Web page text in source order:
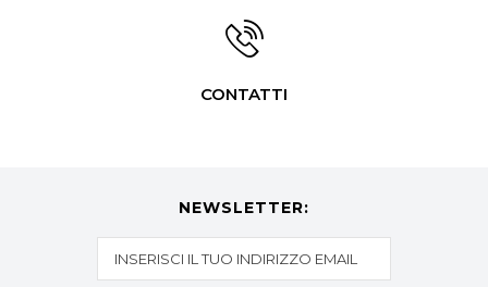
CONTATTI
NEWSLETTER: